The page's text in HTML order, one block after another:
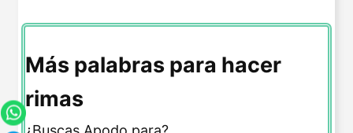
Más palabras para hacer
rimas